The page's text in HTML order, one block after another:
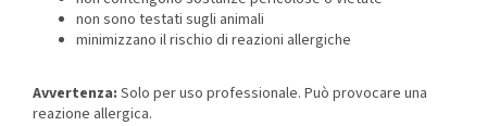
non sono testati sugli animali
minimizzano il rischio di reazioni allergiche
Avvertenza: Solo per uso professionale. Può provocare una
reazione allergica.